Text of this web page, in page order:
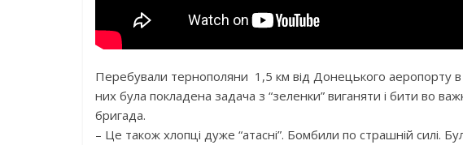
Перебували тернополяни 1,5 км від Донецького аеропорту в
них була покладена задача з “зеленки” виганяти і бити во
бригада.
– Це також хлопці дуже “атасні”. Бомбили по страшній силі.